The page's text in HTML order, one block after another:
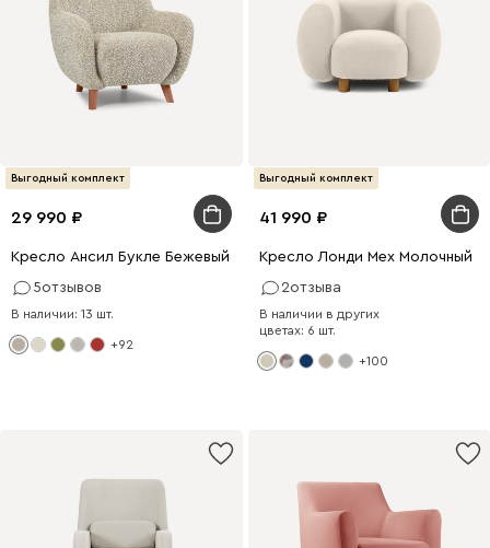
Выгодный комплект
29 990
Кресло Ансил Букле Бежевый
5отзывов
В наличии: 13 шт.
+92
Выгодный комплект
41 990
Кресло Лонди Мех Молочный
2отзыва
В наличии в других
цветах: 6 шт.
+100